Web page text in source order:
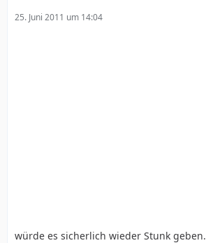
25. Juni 2011 um 14:04
würde es sicherlich wieder Stunk geben.